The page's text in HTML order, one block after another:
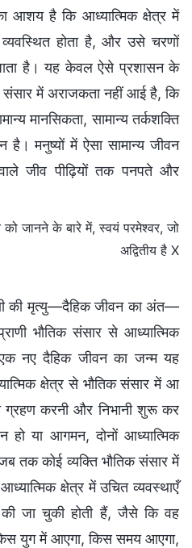
आशय है कि आध्यात्मिक क्षेत्र में
होता है, और उसे चरणों
है। यह केवल ऐसे प्रशासन के
संसार में अराजकता नहीं आई है, कि
मानसिकता, सामान्य तर्कशक्ति
मनुष्यों में ऐसा सामान्य जीवन
जीव पीढ़ियों तक पनपते और
जानने के बारे में, स्वयं परमेश्वर, जो
अद्वितीय है X
की मृत्यु—दैहिक जीवन का अंत—
भौतिक संसार से आध्यात्मिक
नए दैहिक जीवन का जन्म यह
क्षेत्र से भौतिक संसार में आ
करनी और निभानी शुरू कर
हो या आगमन, दोनों आध्यात्मिक
तक कोई व्यक्ति भौतिक संसार में
क्षेत्र में उचित व्यवस्थाएँ
की जा चुकी होती हैं, जैसे कि वह
युग में आएगा, किस समय आएगा,